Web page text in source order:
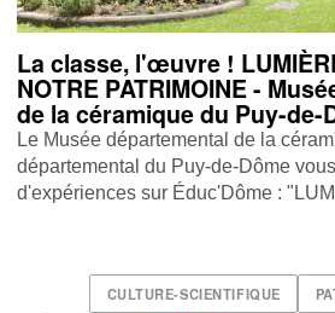
La classe, l'œuvre !
NOTRE PATRIMOINE -
de la céramique du Puy-de-
Le Musée départemental de la
départemental du Puy-de-Dôme
d'expériences sur Éduc'Dôme :
CULTURE-SCIENTIFIQUE